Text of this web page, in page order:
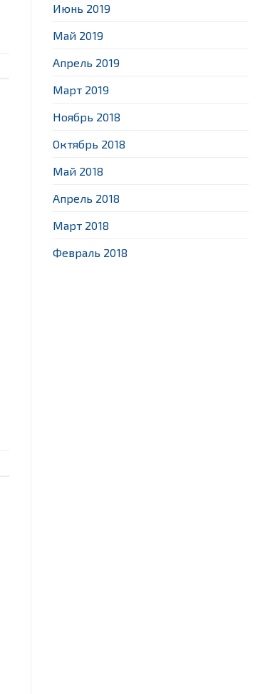
Июнь 2019
Май 2019
Апрель 2019
Март 2019
Ноябрь 2018
Октябрь 2018
Май 2018
Апрель 2018
Март 2018
Февраль 2018